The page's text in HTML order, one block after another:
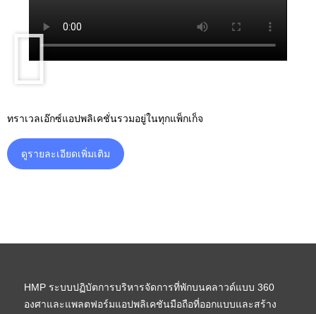
ทราเวลเอ๊กซ์แอปพลิเคชั่นรวมอยู่ในทุกแพ็กเก็จ
ดูรายละเอียดเพิ่มเติม
HMP ระบบปฏิบัตการบริหารจัดการที่พักบนคลาวด์แบบ 360
องศาและแพลตฟอร์มแอปพลิเคชันมือถือที่ออกแบบและสร้าง